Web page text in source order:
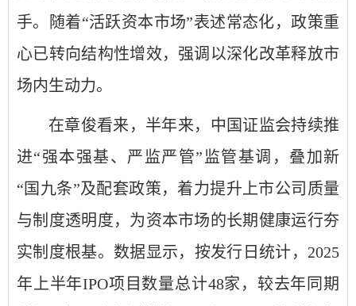
手。随着“活跃资本市场”表述常态化，政策重
心已转向结构性增效，强调以深化改革释放市
场内生动力。
在章俊看来，半年来，中国证监会持续推
进“强本强基、严监严管”监管基调，叠加新
“国九条”及配套政策，着力提升上市公司质量
与制度透明度，为资本市场的长期健康运行夯
实制度根基。数据显示，按发行日统计，2025
年上半年IPO项目数量总计48家，较去年同期